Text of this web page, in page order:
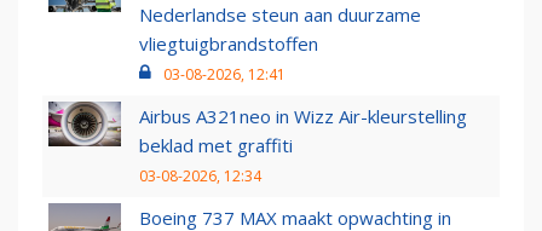
Nederlandse steun aan duurzame
vliegtuigbrandstoffen
03-08-2026, 12:41
Airbus A321neo in Wizz Air-kleurstelling
beklad met graffiti
03-08-2026, 12:34
Boeing 737 MAX maakt opwachting in